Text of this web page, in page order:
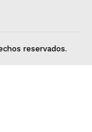
reservados.